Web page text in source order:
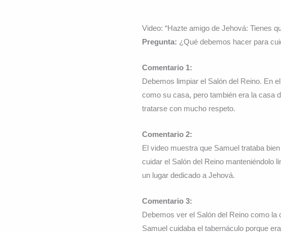
Video: “Hazte amigo de Jehová: Tienes
Pregunta: ¿Qué debemos hacer para
Comentario 1:
Debemos limpiar el Salón del Reino. En
como su casa, pero también era la casa
tratarse con mucho respeto.
Comentario 2:
El video muestra que Samuel trataba
cuidar el Salón del Reino manteniéndolo
un lugar dedicado a Jehová.
Comentario 3:
Debemos ver el Salón del Reino como
Samuel cuidaba el tabernáculo porque